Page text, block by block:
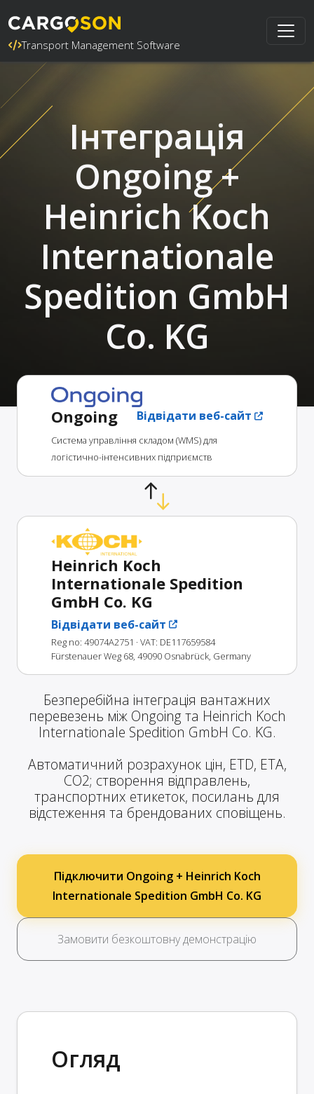
Transport Management Software
Інтеграція
Ongoing +
Heinrich Koch
Internationale
Spedition GmbH
Co. KG
Ongoing Відвідати веб-сайт
Система управління складом (WMS) для
логістично-інтенсивних підприємств
Heinrich Koch
Internationale Spedition
GmbH Co. KG
Відвідати веб-сайт
Reg no: 49074A2751 · VAT: DE117659584
Fürstenauer Weg 68, 49090 Osnabrück, Germany
Безперебійна інтеграція вантажних
перевезень між Ongoing та Heinrich Koch
Internationale Spedition GmbH Co. KG.
Автоматичний розрахунок цін, ETD, ETA,
CO2; створення відправлень,
транспортних етикеток, посилань для
відстеження та брендованих сповіщень.
Підключити Ongoing + Heinrich Koch
Internationale Spedition GmbH Co. KG
Замовити безкоштовну демонстрацію
Огляд